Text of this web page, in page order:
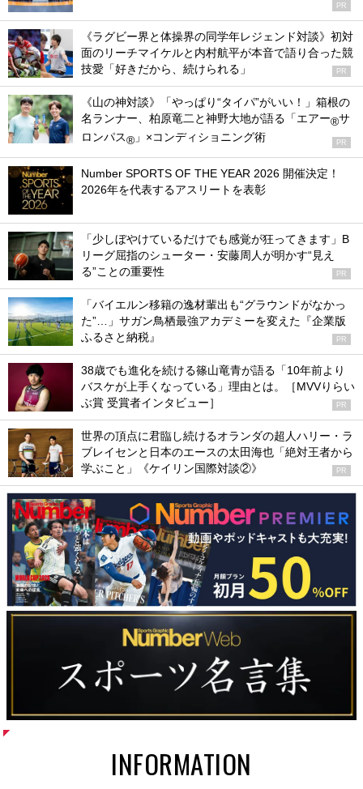
PR
《ラグビー界と体操界の同学年レジェンド対談》初対
面のリーチマイケルと内村航平が本音で語り合った競
技愛「好きだから、続けられる」
PR
《山の神対談》「やっぱり“タイパ”がいい！」箱根の
名ランナー、柏原竜二と神野大地が語る「エアー®サ
ロンパス® 」×コンディショニング術 PR
Number SPORTS OF THE YEAR 2026 開催決定！
2026年を代表するアスリートを表彰
「少しぼやけているだけでも感覚が狂ってきます」B
リーグ屈指のシューター・安藤周人が明かす“見え
る”ことの重要性
PR
「バイエルン移籍の逸材輩出も“グラウンドがなかっ
た”…」サガン鳥栖最強アカデミーを変えた『企業版
ふるさと納税』
PR
38歳でも進化を続ける篠山竜青が語る「10年前より
バスケが上手くなっている」理由とは。［MVVりらい
ぶ賞 受賞者インタビュー］
PR
世界の頂点に君臨し続けるオランダの超人ハリー・ラ
ブレイセンと日本のエースの太田海也「絶対王者から
学ぶこと」《ケイリン国際対談②》
PR
INFORMATION